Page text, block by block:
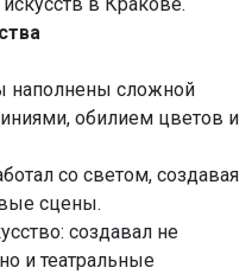
наполнены сложной
обилием цветов и
со светом, создавая
сцены.
создавал не
и театральные